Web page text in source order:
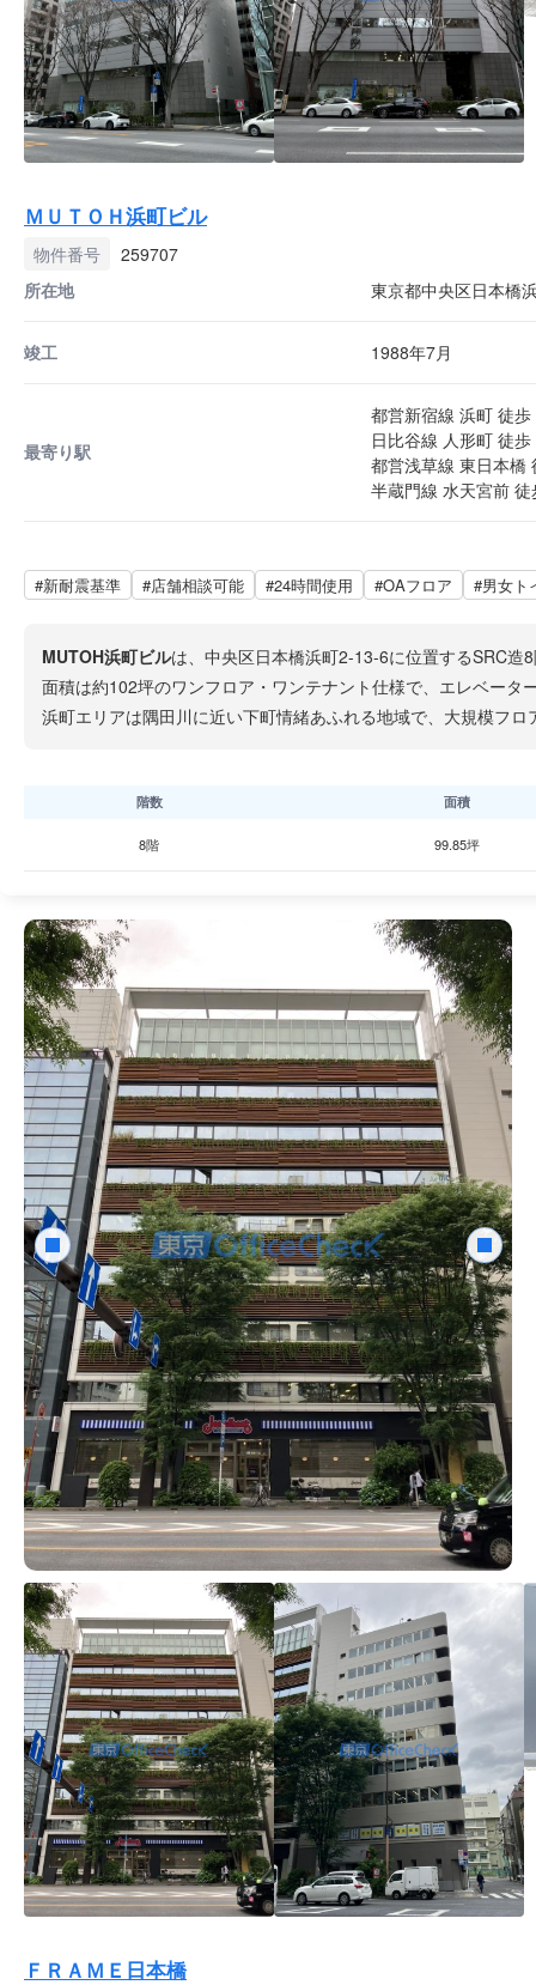
ＭＵＴＯＨ浜町ビル
物件番号
259707
所在地
東京都中央区日本橋
竣工 1988年7月
最寄り駅
都営新宿線 浜町 徒歩
日比谷線 人形町 徒
都営浅草線 東日本橋
半蔵門線 水天宮前
#新耐震基準 #店舗相談可能 #24時間使用 #OAフロア #男女ト
MUTOH浜町ビルは、中央区日本橋浜町2-13-6に位置するSRC
面積は約102坪のワンフロア・ワンテナント仕様で、エレベー
浜町エリアは隅田川に近い下町情緒あふれる地域で、大規模フ
階数 面積
8階 99.85坪
ＦＲＡＭＥ日本橋